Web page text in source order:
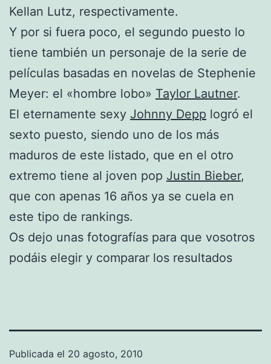
Kellan Lutz, respectivamente.
Y por si fuera poco, el segundo puesto lo
tiene también un personaje de la serie de
películas basadas en novelas de Stephenie
Meyer: el «hombre lobo» Taylor Lautner.
El eternamente sexy Johnny Depp logró el
sexto puesto, siendo uno de los más
maduros de este listado, que en el otro
extremo tiene al joven pop Justin Bieber,
que con apenas 16 años ya se cuela en
este tipo de rankings.
Os dejo unas fotografías para que vosotros
podáis elegir y comparar los resultados
Publicada el 20 agosto, 2010